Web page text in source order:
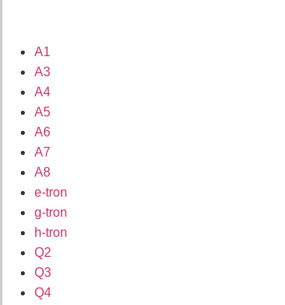
A1
A3
A4
A5
A6
A7
A8
e-tron
g-tron
h-tron
Q2
Q3
Q4